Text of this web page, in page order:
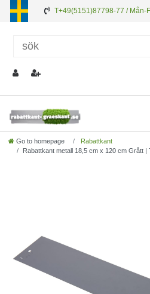
T+49(5151)87798-77 / Mån-
Go to homepage
Rabattkant
Rabattkant metall 18,5 cm x 120 cm Grått